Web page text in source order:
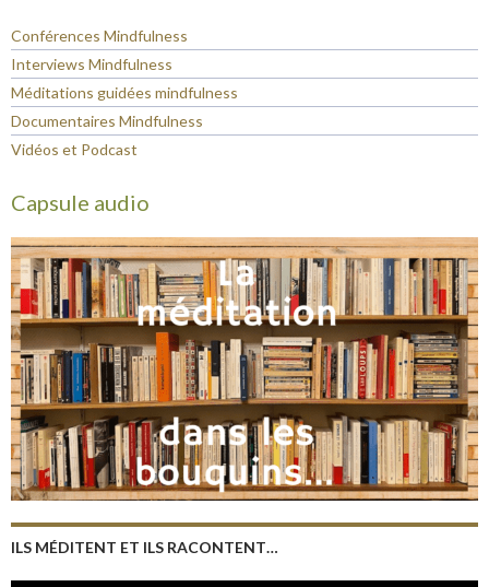
Conférences Mindfulness
Interviews Mindfulness
Méditations guidées mindfulness
Documentaires Mindfulness
Vidéos et Podcast
Capsule audio
ILS MÉDITENT ET ILS RACONTENT…